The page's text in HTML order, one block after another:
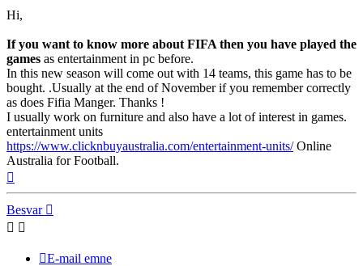
Hi,
If you want to know more about FIFA then you have played the
games as entertainment in pc before.
In this new season will come out with 14 teams, this game has to be
bought. .Usually at the end of November if you remember correctly
as does Fifia Manger. Thanks !
I usually work on furniture and also have a lot of interest in games.
entertainment units
https://www.clicknbuyaustralia.com/entertainment-units/Online
Australia for Football.
Besvar
E-mail emne